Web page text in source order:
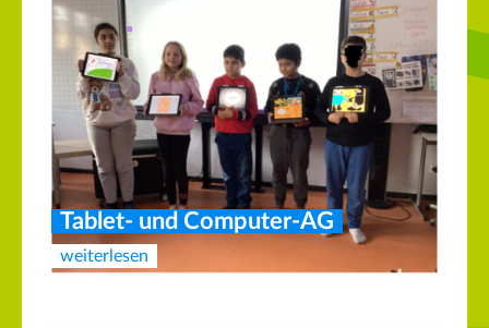
Tablet- und Computer-AG
weiterlesen